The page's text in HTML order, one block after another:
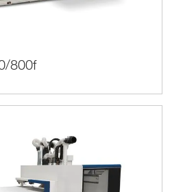
800f